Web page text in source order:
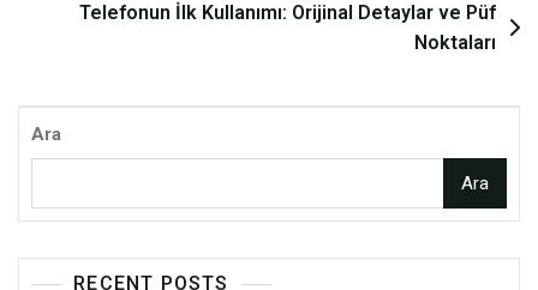
Telefonun İlk Kullanımı: Orijinal Detaylar ve Püf
Noktaları
Ara
Ara
RECENT POSTS